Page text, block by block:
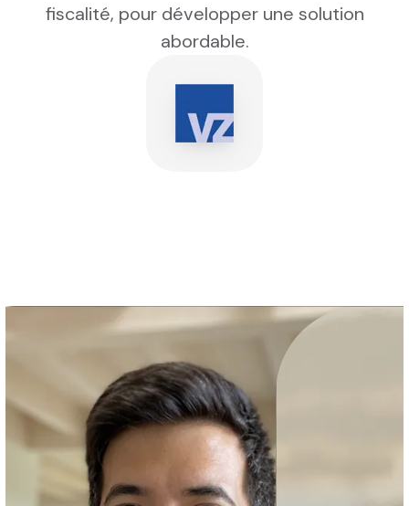
fiscalité, pour développer une solution
abordable.